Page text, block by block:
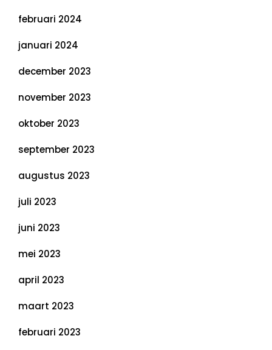
februari 2024
januari 2024
december 2023
november 2023
oktober 2023
september 2023
augustus 2023
juli 2023
juni 2023
mei 2023
april 2023
maart 2023
februari 2023